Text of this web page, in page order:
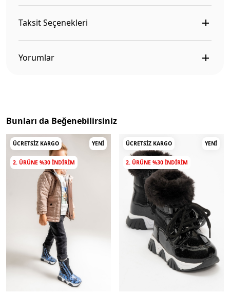
Taksit Seçenekleri
Yorumlar
Bunları da Beğenebilirsiniz
ÜCRETSIZ KARGO YENI
2. ÜRÜNE %30 INDIRIM
ÜCRETSIZ KARGO YENI
2. ÜRÜNE %30 INDIRIM